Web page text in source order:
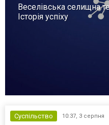
Веселівська селищна
Історія успіху
Суспільство 10:37, 3 серпня